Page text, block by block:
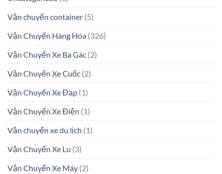
Vận chuyển container (5)
Vận Chuyển Hàng Hóa (326)
Vận Chuyển Xe Ba Gác (2)
Vận Chuyển Xe Cuốc (2)
Vận Chuyển Xe Đạp (1)
Vận Chuyển Xe Điện (1)
Vận chuyển xe du lịch (1)
Vận Chuyển Xe Lu (3)
Vận Chuyển Xe Máy (2)